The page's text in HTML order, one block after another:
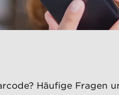
Häufige Fragen